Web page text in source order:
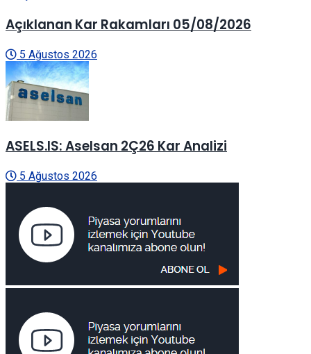
Açıklanan Kar Rakamları 05/08/2026
5 Ağustos 2026
ASELS.IS: Aselsan 2Ç26 Kar Analizi
5 Ağustos 2026